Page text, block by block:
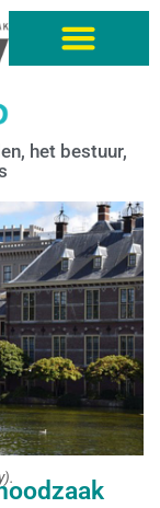
het bestuur,